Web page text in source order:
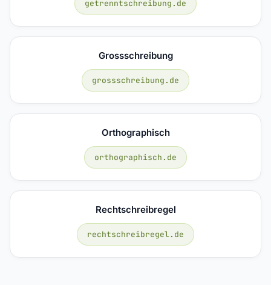
getrenntschreibung.de
Grossschreibung
grossschreibung.de
Orthographisch
orthographisch.de
Rechtschreibregel
rechtschreibregel.de